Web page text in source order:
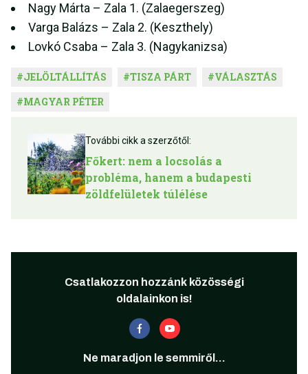
Nagy Márta – Zala 1. (Zalaegerszeg)
Varga Balázs – Zala 2. (Keszthely)
Lovkó Csaba – Zala 3. (Nagykanizsa)
#JELÖLTÁLLÍTÁS #TISZA PÁRT #VÁLASZTÁS
#MAGYAR PÉTER
További cikk a szerzőtől:
Főkert: nem a locsolás a
probléma, hanem a budapesti
zöldfelületek túlélése
Csatlakozzon hozzánk közösségi
oldalainkon is!
Ne maradjon le semmiről...